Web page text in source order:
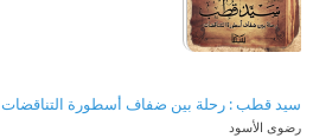
سيد قطب : رحلة بين ضفاف أسطورة التناقضات
رضوى الأسود